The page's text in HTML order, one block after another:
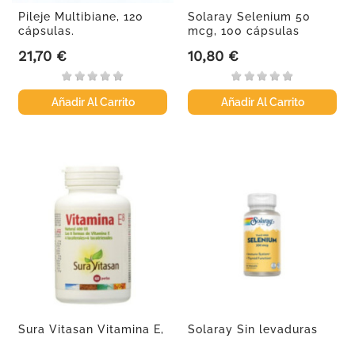
Pileje Multibiane, 120
cápsulas.
Precio
21,70 €
Añadir Al Carrito
Solaray Selenium 50
mcg, 100 cápsulas
Precio
10,80 €
Añadir Al Carrito
Sura Vitasan Vitamina E,
Solaray Sin levaduras